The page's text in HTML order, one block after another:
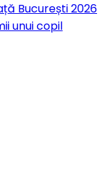
București 2026
unui copil